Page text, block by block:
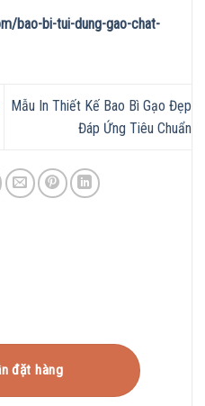
bao-bi-tui-dung-gao-chat-
Mẫu In Thiết Kế Bao Bì Gạo Đẹp
Đáp Ứng Tiêu Chuẩn
đặt hàng